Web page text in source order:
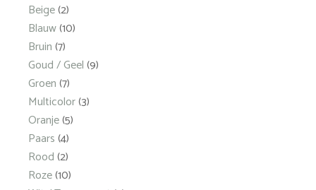
Beige(2)
Blauw(10)
Bruin(7)
Goud / Geel(9)
Groen(7)
Multicolor(3)
Oranje(5)
Paars(4)
Rood(2)
Roze(10)